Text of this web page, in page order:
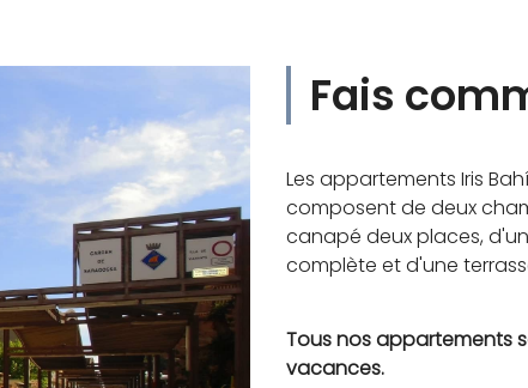
Fais
Les appartements Iris
composent de deux
canapé deux places,
complète et d'une
Tous nos appartements
vacances.